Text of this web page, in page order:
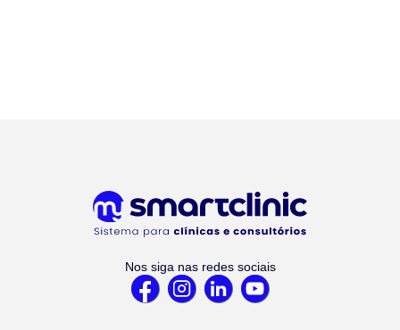
Nos siga nas redes sociais